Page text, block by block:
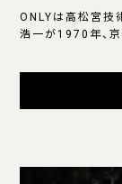
ONLYは高松宮技
浩一が1970年、京